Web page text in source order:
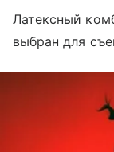
Латексный
выбран для